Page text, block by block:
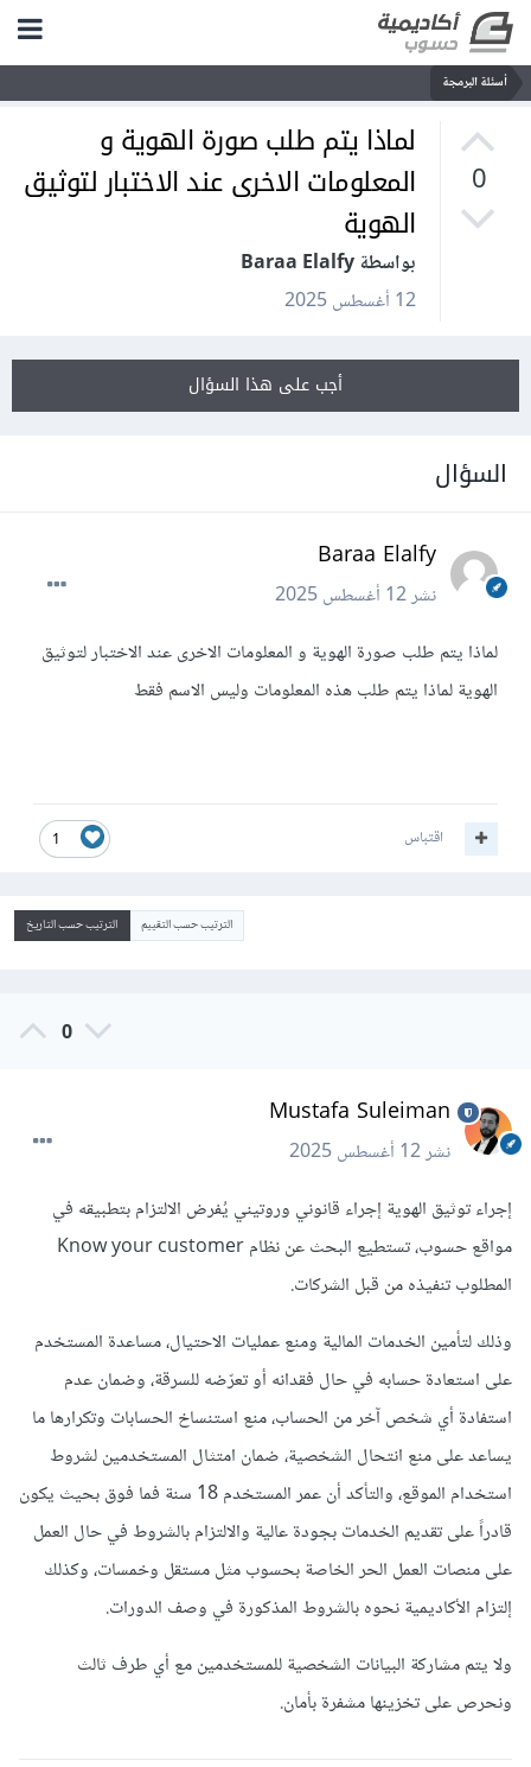
أسئلة البرمجة
0
لماذا يتم طلب صورة الهوية و
المعلومات الاخرى عند الاختبار لتوثيق
الهوية
بواسطة Baraa Elalfy
12 أغسطس 2025
أجب على هذا السؤال
السؤال
Baraa Elalfy
نشر12 أغسطس 2025
لماذا يتم طلب صورة الهوية و المعلومات الاخرى عند الاختبار لتوثيق
الهوية لماذا يتم طلب هذه المعلومات وليس الاسم فقط
1 اقتباس
الترتيب حسب التقييم الترتيب حسب التاريخ
0
Mustafa Suleiman
نشر12 أغسطس 2025
إجراء توثيق الهوية إجراء قانوني وروتيني يُفرض الالتزام بتطبيقه في
مواقع حسوب، تستطيع البحث عن نظام Know your customer
المطلوب تنفيذه من قبل الشركات.
وذلك لتأمين الخدمات المالية ومنع عمليات الاحتيال، مساعدة المستخدم
على استعادة حسابه في حال فقدانه أو تعرّضه للسرقة، وضمان عدم
استفادة أي شخص آخر من الحساب، منع استنساخ الحسابات وتكرارها ما
يساعد على منع انتحال الشخصية، ضمان امتثال المستخدمين لشروط
استخدام الموقع، والتأكد أن عمر المستخدم 18 سنة فما فوق بحيث يكون
قادراً على تقديم الخدمات بجودة عالية والالتزام بالشروط في حال العمل
على منصات العمل الحر الخاصة بحسوب مثل مستقل وخمسات، وكذلك
إلتزام الأكاديمية نحوه بالشروط المذكورة في وصف الدورات.
ولا يتم مشاركة البيانات الشخصية للمستخدمين مع أي طرف ثالث
ونحرص على تخزينها مشفرة بأمان.